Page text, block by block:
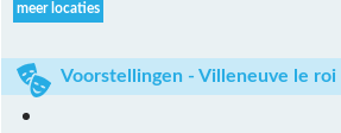
meer locaties
Voorstellingen - Villeneuve le roi